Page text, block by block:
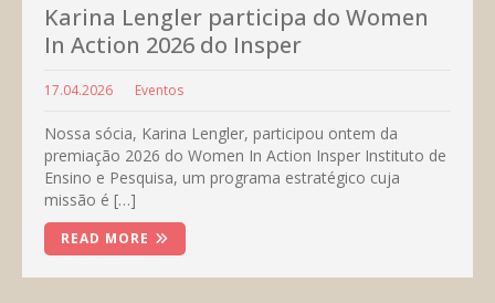
Karina Lengler participa do Women
In Action 2026 do Insper
17.04.2026 Eventos
Nossa sócia, Karina Lengler, participou ontem da
premiação 2026 do Women In Action Insper Instituto de
Ensino e Pesquisa, um programa estratégico cuja
missão é […]
READ MORE